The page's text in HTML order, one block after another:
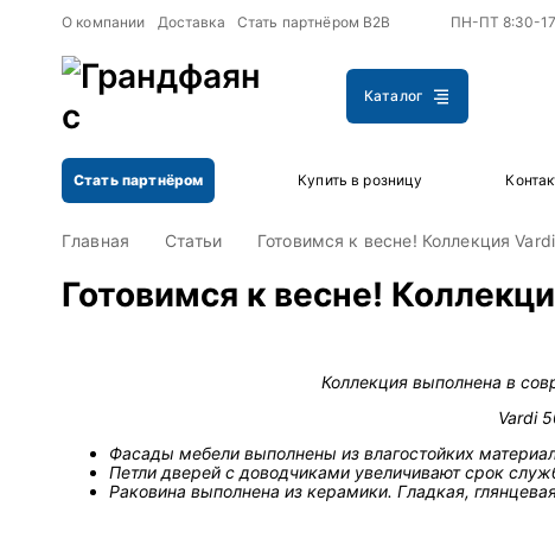
О компании Доставка Стать партнёром B2B ПН-ПТ 8:30-
Каталог
Стать партнёром Купить в розницу
Главная Статьи Готовимся к весне! Коллекция
Готовимся к весне!
Коллекция выполнена в
Vardi
Фасады мебели выполнены из влагостойких
Петли дверей с доводчиками увеличивают срок
Раковина выполнена из керамики. Гладкая,